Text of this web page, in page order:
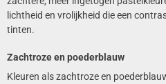
lichtheid en vrolijkheid die een
tinten.
Zachtroze en poederblauw
Kleuren als zachtroze en